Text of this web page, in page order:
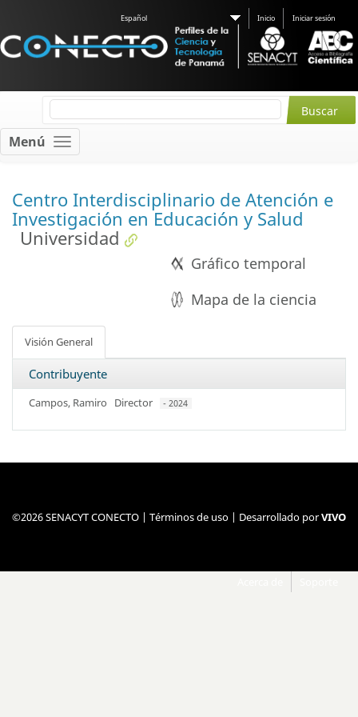
Español Inicio Iniciar sesión
Menú
Centro Interdisciplinario de Atención e
Investigación en Educación y Salud
Universidad
Gráfico temporal
Mapa de la ciencia
Visión General
Contribuyente
Campos, Ramiro Director - 2024
©2026 SENACYT CONECTO | Términos de uso | Desarrollado porVIVO